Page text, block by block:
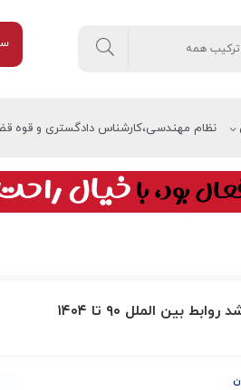
نظام مهندسی،کارشناس دادگستری و قوه
بین الملل ۹۰ تا ۱۴۰۴
قیمت